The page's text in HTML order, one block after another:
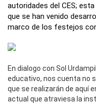
autoridades del CES;
que se han venido
marco de los festejos
En dialogo con Sol
educativo, nos cuenta no
que se realizarán de aquí
actual que atraviesa la